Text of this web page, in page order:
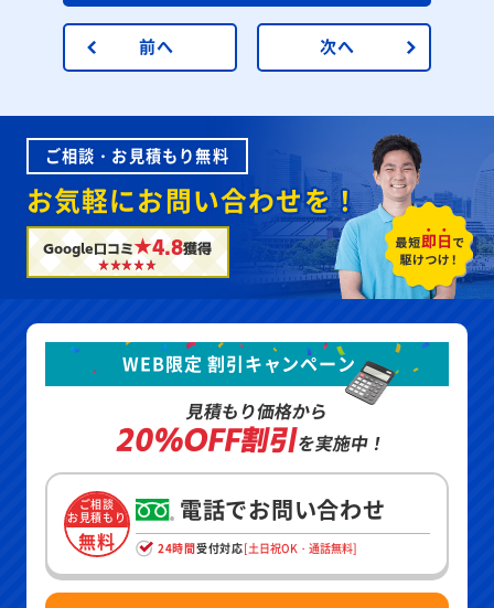
前へ 次へ
ご相談・お見積もり無料
お気軽にお問い合わせを！
Google口コミ★4.8獲得
WEB限定 割引キャンペーン
見積もり価格から
20%OFF割引を実施中！
ご相談
お見積もり
無料
電話でお問い合わせ
24時間受付対応[土日祝OK・通話無料]